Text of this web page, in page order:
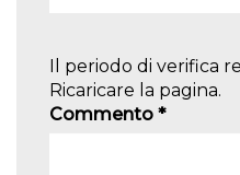
Il periodo di verifica
Ricaricare la pagina.
Commento *